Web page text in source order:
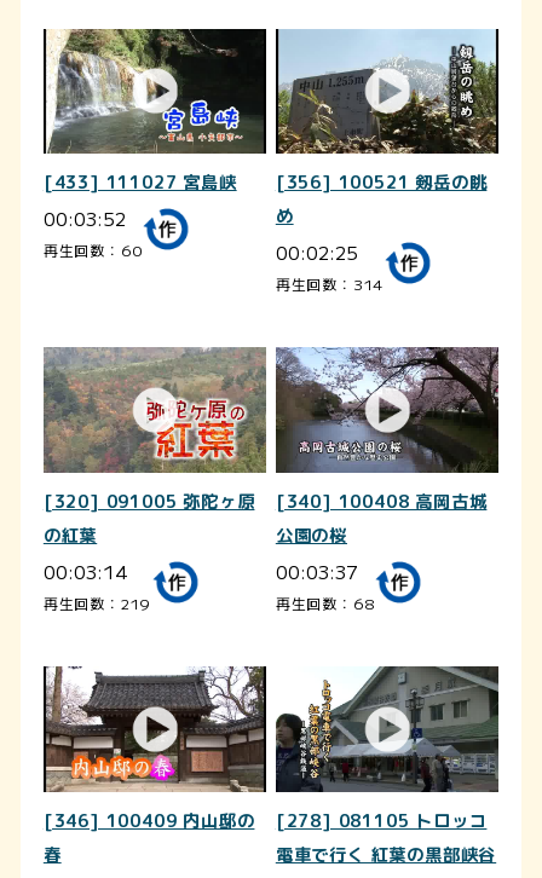
[433] 111027 宮島峡
00:03:52
再生回数：60
[356] 100521 剱岳の眺
め
00:02:25
再生回数：314
[320] 091005 弥陀ヶ原
の紅葉
00:03:14
再生回数：219
[340] 100408 高岡古城
公園の桜
00:03:37
再生回数：68
[346] 100409 内山邸の
春
[278] 081105 トロッコ
電車で行く 紅葉の黒部峡谷